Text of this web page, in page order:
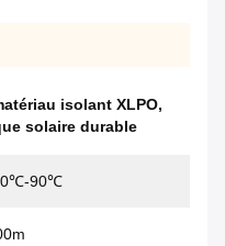
isolant XLPO,
solaire durable
90℃